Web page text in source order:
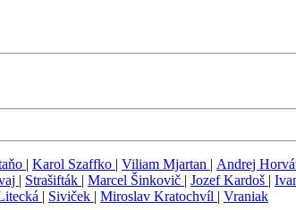
| Karol Szaffko | Viliam Mjartan | Andrej
| Strašifták | Marcel Šinkovič | Jozef Kardoš |
| Siviček | Miroslav Kratochvíl | Vraniak